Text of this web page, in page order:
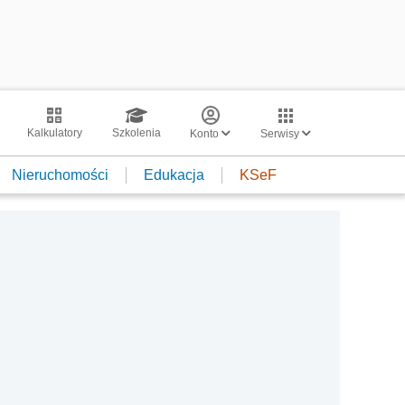
Kalkulatory Szkolenia Konto Serwisy
Nieruchomości Edukacja KSeF